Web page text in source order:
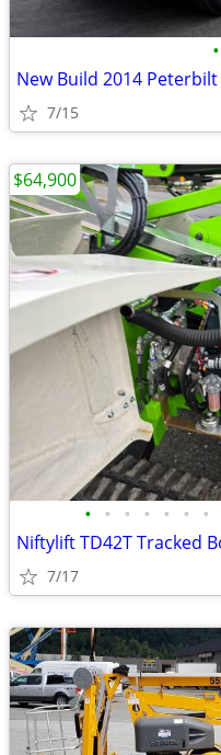
•
New Build 2014
7/15
• • • • • • •
7/17
$64,900